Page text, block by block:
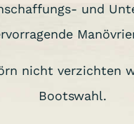
und
nicht verzichten
Bootswahl.